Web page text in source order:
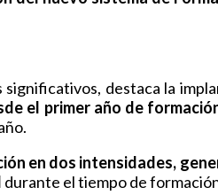
destaca la
el primer año de
en dos intensidades,
durante el tiempo de